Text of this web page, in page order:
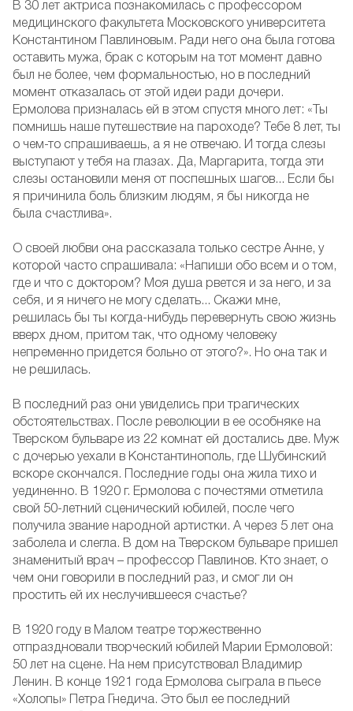
В 30 лет актриса познакомилась с профессором
медицинского факультета Московского университета
Константином Павлиновым. Ради него она была готова
оставить мужа, брак с которым на тот момент давно
был не более, чем формальностью, но в последний
момент отказалась от этой идеи ради дочери.
Ермолова призналась ей в этом спустя много лет: «Ты
помнишь наше путешествие на пароходе? Тебе 8 лет, ты
о чем-то спрашиваешь, а я не отвечаю. И тогда слезы
выступают у тебя на глазах. Да, Маргарита, тогда эти
слезы остановили меня от поспешных шагов... Если бы
я причинила боль близким людям, я бы никогда не
была счастлива».
О своей любви она рассказала только сестре Анне, у
которой часто спрашивала: «Напиши обо всем и о том,
где и что с доктором? Моя душа рвется и за него, и за
себя, и я ничего не могу сделать... Скажи мне,
решилась бы ты когда-нибудь перевернуть свою жизнь
вверх дном, притом так, что одному человеку
непременно придется больно от этого?». Но она так и
не решилась.
В последний раз они увиделись при трагических
обстоятельствах. После революции в ее особняке на
Тверском бульваре из 22 комнат ей достались две. Муж
с дочерью уехали в Константинополь, где Шубинский
вскоре скончался. Последние годы она жила тихо и
уединенно. В 1920 г. Ермолова с почестями отметила
свой 50-летний сценический юбилей, после чего
получила звание народной артистки. А через 5 лет она
заболела и слегла. В дом на Тверском бульваре пришел
знаменитый врач – профессор Павлинов. Кто знает, о
чем они говорили в последний раз, и смог ли он
простить ей их неслучившееся счастье?
В 1920 году в Малом театре торжественно
отпраздновали творческий юбилей Марии Ермоловой:
50 лет на сцене. На нем присутствовал Владимир
Ленин. В конце 1921 года Ермолова сыграла в пьесе
«Холопы» Петра Гнедича. Это был ее последний